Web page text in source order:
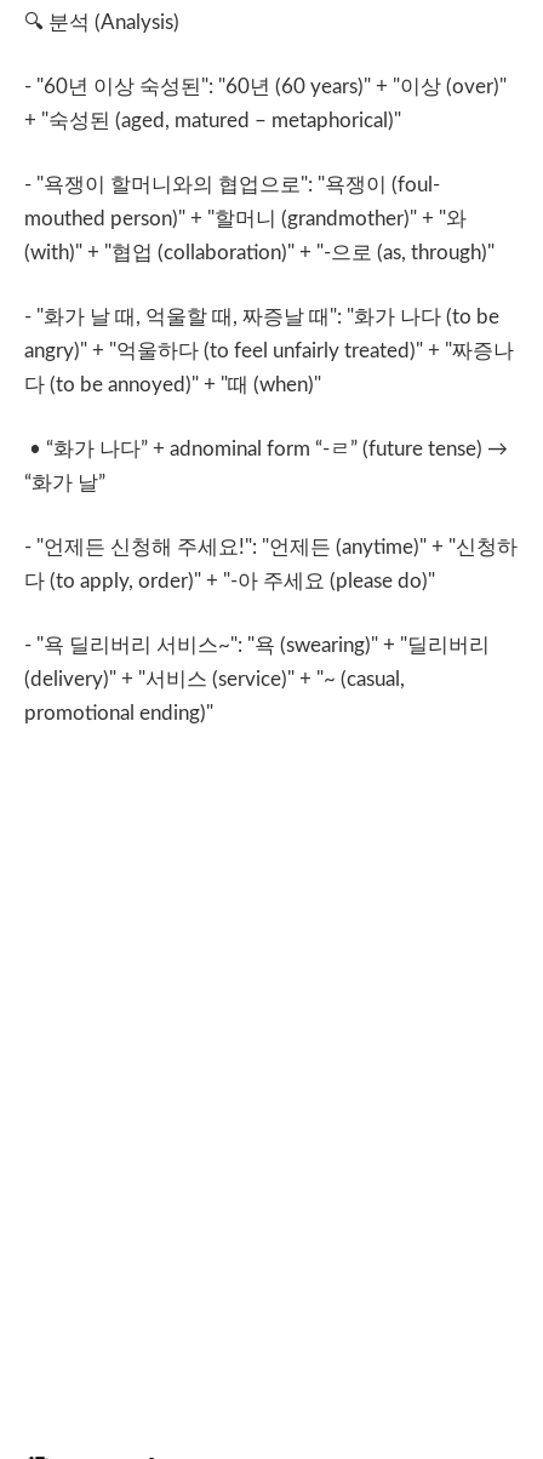
🔍 분석 (Analysis)
- "60년 이상 숙성된": "60년 (60 years)" + "이상 (over)"
+ "숙성된 (aged, matured – metaphorical)"
- "욕쟁이 할머니와의 협업으로": "욕쟁이
(foul-
mouthed person)" + "할머니 (grandmother)" + "와
(with)" + "협업 (collaboration)" + "-으로 (as, through)"
- "화가 날 때 , 억울할 때 , 짜증날 때 ": "화가 나다 (to be
angry)" + "억울하다 (to feel unfairly treated)" + "짜증나
다 (to be annoyed)" + "때 (when)"
• “화가 나다” + adnominal form “-ㄹ ” (future tense) →
“화가 날”
- "언제든 신청해 주세요!": "언제든 (anytime)" + "신청하
다 (to apply, order)" + "-아 주세요 (please do)"
- "욕 딜리버리 서비스~": "욕 (swearing)" + "딜리버리
(delivery)" + "서비스 (service)" + "~ (casual,
promotional ending)"